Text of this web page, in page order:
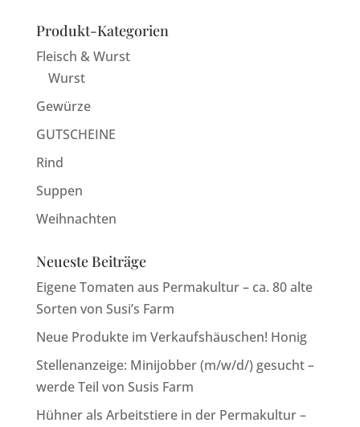
Produkt-Kategorien
Fleisch & Wurst
Wurst
Gewürze
GUTSCHEINE
Rind
Suppen
Weihnachten
Neueste Beiträge
Eigene Tomaten aus Permakultur – ca. 80 alte
Sorten von Susi’s Farm
Neue Produkte im Verkaufshäuschen! Honig
Stellenanzeige: Minijobber (m/w/d/) gesucht –
werde Teil von Susis Farm
Hühner als Arbeitstiere in der Permakultur –